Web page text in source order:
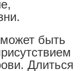
быть
Длиться